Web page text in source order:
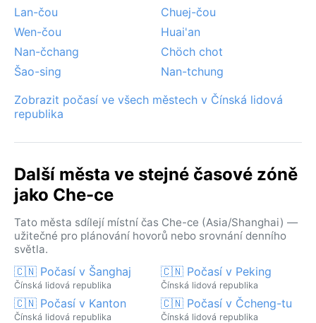
Lan-čou
Chuej-čou
Wen-čou
Huai'an
Nan-čchang
Chöch chot
Šao-sing
Nan-tchung
Zobrazit počasí ve všech městech v Čínská lidová
republika
Další města ve stejné časové zóně
jako Che-ce
Tato města sdílejí místní čas Che-ce (Asia/Shanghai) —
užitečné pro plánování hovorů nebo srovnání denního
světla.
🇨🇳 Počasí v Šanghaj
Čínská lidová republika
🇨🇳 Počasí v Peking
Čínská lidová republika
🇨🇳 Počasí v Kanton
Čínská lidová republika
🇨🇳 Počasí v Čcheng-tu
Čínská lidová republika